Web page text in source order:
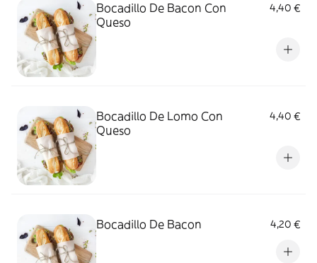
Bocadillo De Bacon Con
Queso
4,40 €
Bocadillo De Lomo Con
Queso
4,40 €
Bocadillo De Bacon 4,20 €